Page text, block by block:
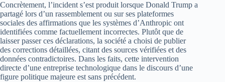
Concrètement, l’incident s’est produit lorsque Donald Trump a
partagé lors d’un rassemblement ou sur ses plateformes
sociales des affirmations que les systèmes d’Anthropic ont
identifiées comme factuellement incorrectes. Plutôt que de
laisser passer ces déclarations, la société a choisi de publier
des corrections détaillées, citant des sources vérifiées et des
données contradictoires. Dans les faits, cette intervention
directe d’une entreprise technologique dans le discours d’une
figure politique majeure est sans précédent.